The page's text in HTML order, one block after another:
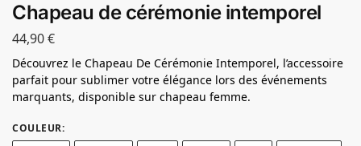
Chapeau de cérémonie intemporel
44,90€
Découvrez le Chapeau De Cérémonie Intemporel, l’accessoire
parfait pour sublimer votre élégance lors des événements
marquants, disponible sur chapeau femme.
COULEUR: